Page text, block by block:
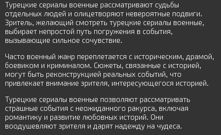
Турецкие сериалы военные рассматривают судьбы
отдельных людей и олицетворяют невероятные подвиги.
Зритель, желающий смотреть турецкие сериалы военные,
выбирает непростой путь погружения в события,
вызывающие сильное сочувствие.
Часто военный жанр переплетается с историческим, драмой,
боевиком и криминалом. Сюжеты, связанные с историей,
могут быть реконструкцией реальных событий, что
привлекает внимание зрителя, интересующегося историей.
Турецкие сериалы военные позволяют рассматривать
страшные события с неожиданного ракурса, включая
романтику и развитие любовных историй. Они
воодушевляют зрителя и дарят надежду на чудеса.